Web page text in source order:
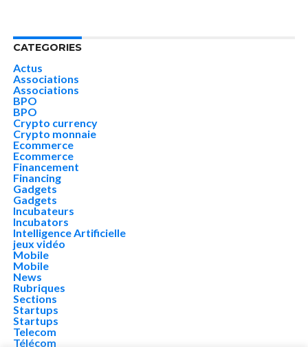
CATEGORIES
Actus
Associations
Associations
BPO
BPO
Crypto currency
Crypto monnaie
Ecommerce
Ecommerce
Financement
Financing
Gadgets
Gadgets
Incubateurs
Incubators
Intelligence Artificielle
jeux vidéo
Mobile
Mobile
News
Rubriques
Sections
Startups
Startups
Telecom
Télécom